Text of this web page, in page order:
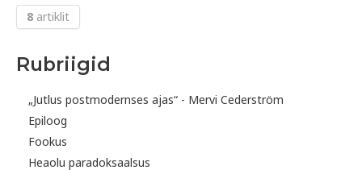
8 artiklit
Rubriigid
„Jutlus postmodernses ajas“ - Mervi Cederström
Epiloog
Fookus
Heaolu paradoksaalsus